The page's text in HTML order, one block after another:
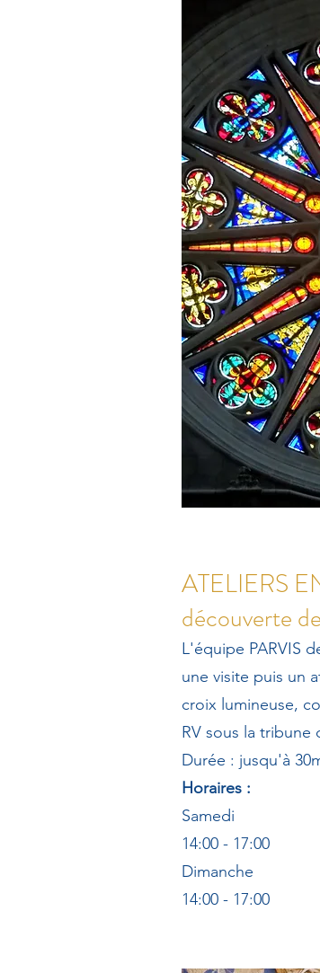
ATELIERS
découverte
L'équipe PARVIS
une visite puis un
croix lumineuse,
RV sous la tribune
Durée : jusqu'à
Horaires :
Samedi
14:00 - 17:00
Dimanche
14:00 - 17:00